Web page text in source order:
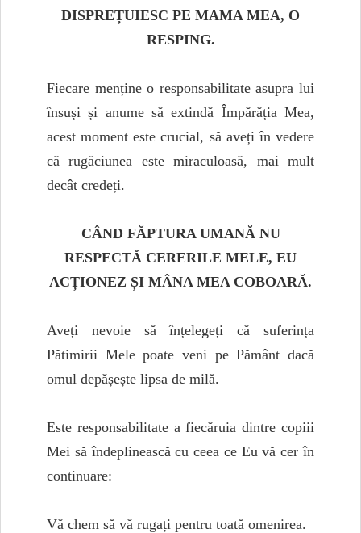
DISPREȚUIESC PE MAMA MEA, O
RESPING.
Fiecare menține o responsabilitate asupra lui
însuși și anume să extindă Împărăția Mea,
acest moment este crucial, să aveți în vedere
că rugăciunea este miraculoasă, mai mult
decât credeți.
CÂND FĂPTURA UMANĂ NU
RESPECTĂ CERERILE MELE, EU
ACȚIONEZ ȘI MÂNA MEA COBOARĂ.
Aveți nevoie să înțelegeți că suferința
Pătimirii Mele poate veni pe Pământ dacă
omul depășește lipsa de milă.
Este responsabilitate a fiecăruia dintre copiii
Mei să îndeplinească cu ceea ce Eu vă cer în
continuare:
Vă chem să vă rugați pentru toată omenirea.